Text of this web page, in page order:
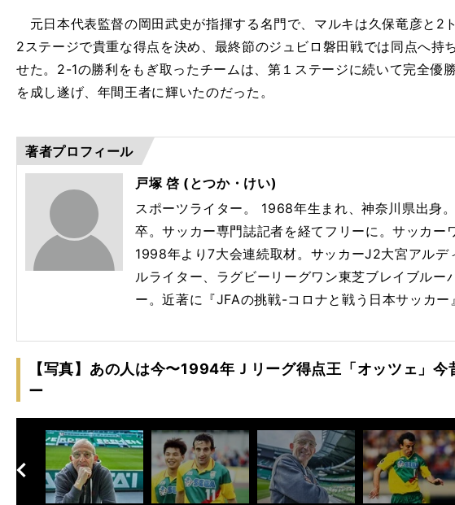
元日本代表監督の岡田武史が指揮する名門で、マルキは久保竜彦と2
2ステージで貴重な得点を決め、最終節のジュビロ磐田戦では同点へ持
せた。2-1の勝利をもぎ取ったチームは、第１ステージに続いて完全優
を成し遂げ、年間王者に輝いたのだった。
著者プロフィール
戸塚 啓 (とつか・けい)
スポーツライター。 1968年生まれ、神奈川県出身
卒。サッカー専門誌記者を経てフリーに。サッカー
1998年より7大会連続取材。サッカ ーJ2大宮アルデ
ルライター、ラグビーリーグワン東芝ブレイブルー
ー。近著に『JFAの挑戦-コロナと戦う日本サッカー
【写真】あの人は今〜1994年Ｊリーグ得点王「オッツェ」今
ー
次
へ
】
、
ス
」